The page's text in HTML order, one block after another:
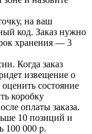
на ваш
код. Заказ нужно
хранения — 3
Когда заказ
извещение о
состояние
коробку
оплаты заказа.
10 позиций и
100 000 р.